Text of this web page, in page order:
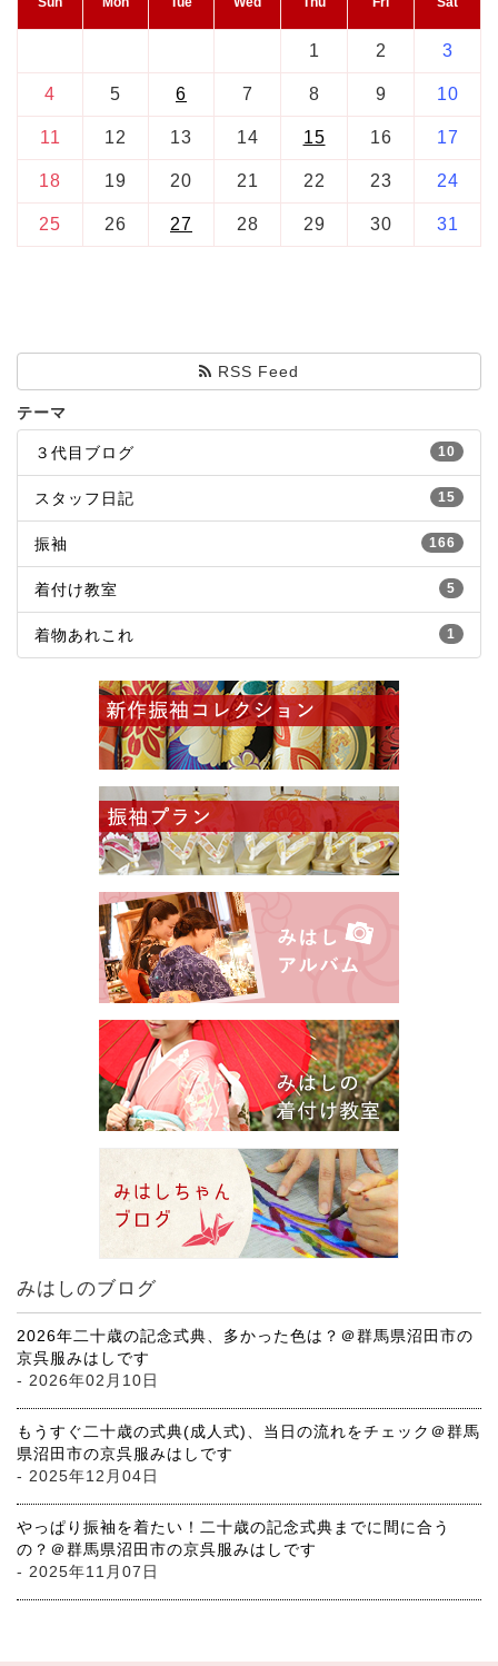
1 2 3
4 5 6 7 8 9 10
11 12 13 14 15 16 17
18 19 20 21 22 23 24
25 26 27 28 29 30 31
RSS Feed
テーマ
10
３代目ブログ
15
スタッフ日記
166
振袖
5
着付け教室
1
着物あれこれ
みはしのブログ
2026年二十歳の記念式典、多かった色は？＠群馬県沼田市の
京呉服みはしです
- 2026年02月10日
もうすぐ二十歳の式典(成人式)、当日の流れをチェック＠群馬
県沼田市の京呉服みはしです
- 2025年12月04日
やっぱり振袖を着たい！二十歳の記念式典までに間に合う
の？＠群馬県沼田市の京呉服みはしです
- 2025年11月07日